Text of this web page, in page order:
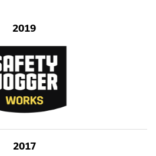
2019
2017